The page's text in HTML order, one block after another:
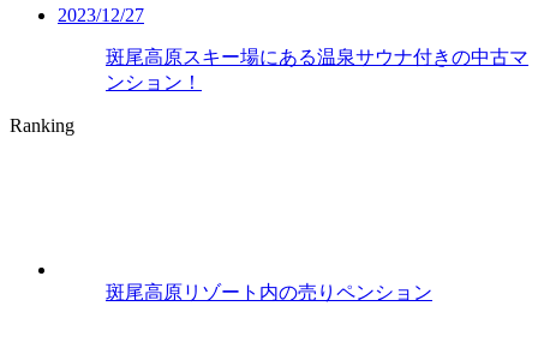
2023/12/27
斑尾高原スキー場にある温泉サウナ付きの中古マ
ンション！
Ranking
斑尾高原リゾート内の売りペンション